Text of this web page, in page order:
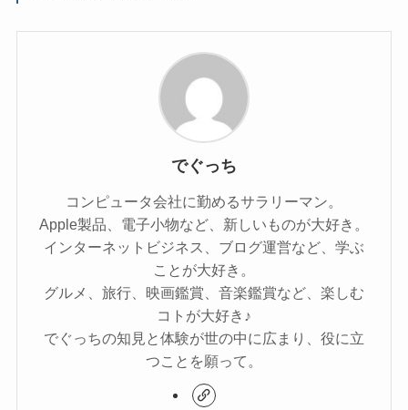
でぐっち
コンピュータ会社に勤めるサラリーマン。
Apple製品、電子小物など、新しいものが大好き。
インターネットビジネス、ブログ運営など、学ぶ
ことが大好き。
グルメ、旅行、映画鑑賞、音楽鑑賞など、楽しむ
コトが大好き♪
でぐっちの知見と体験が世の中に広まり、役に立
つことを願って。